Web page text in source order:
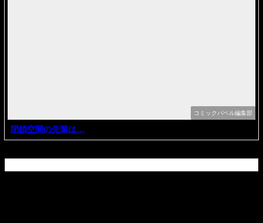
コミックバベル編集部
閉鎖空間の先輩は…